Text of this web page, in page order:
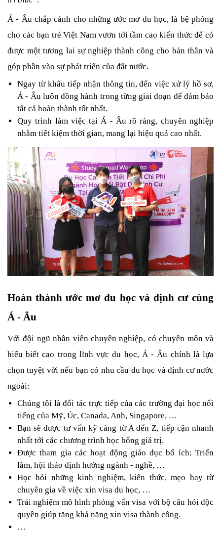
Á - Âu chắp cánh cho những ước mơ du học, là bệ phóng
cho các bạn trẻ Việt Nam vươn tới tầm cao kiến thức để có
được một tương lai sự nghiệp thành công cho bản thân và
góp phần vào sự phát triển của đất nước.
Ngay từ khâu tiếp nhận thông tin, đến việc xử lý hồ sơ,
Á - Âu luôn đồng hành trong từng giai đoạn để đảm bảo
tất cả hoàn thành tốt nhất.
Quy trình làm việc tại Á - Âu rõ ràng, chuyên nghiệp
nhằm tiết kiệm thời gian, mang lại hiệu quả cao nhất.
Hoàn thành ước mơ du học và định cư cùng
Á - Âu
Với đội ngũ nhân viên chuyên nghiệp, có chuyên môn và
hiểu biết cao trong lĩnh vực du học, Á - Âu chính là lựa
chọn tuyệt vời nếu bạn có nhu cầu du học và định cư nước
ngoài:
Chúng tôi là đối tác trực tiếp của các trường đại học nổi
tiếng của Mỹ, Úc, Canada, Anh, Singapore, …
Bạn sẽ được tư vấn kỹ càng từ A đến Z, tiếp cận nhanh
nhất tới các chương trình học bổng giá trị.
Được tham gia các hoạt động giáo dục bổ ích: Triển
lãm, hội thảo định hướng ngành - nghề, …
Học hỏi những kinh nghiệm, kiến thức, mẹo hay từ
chuyên gia về việc xin visa du học, …
Trải nghiệm mô hình phỏng vấn visa với bộ câu hỏi độc
quyền giúp tăng khả năng xin visa thành công.
…